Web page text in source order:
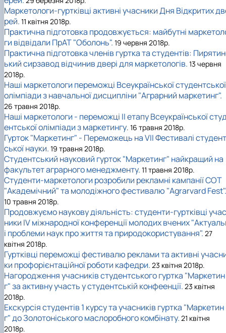
Маркетологи-гуртківці активні учасники Дня Відкритих
рей. 11 квітня 2018р.
Практична підготовка продовжується: майбутні
ги відвідали ПрАТ "Оболонь". 19 червня 2018р.
Практична підготовка членів гуртка та студентів:
ький сирзавод відчинив двері для маркетологів. 13 червня
2018р.
Наші маркетологи переможці Всеукраїнської студентської
олімпіади з навчальної дисципліни "Аграрний маркетинг".
26 травня 2018р.
Наші маркетологи - переможці II етапу Всеукраїнської
ентської олімпіади з маркетингу. 16 травня 2018р.
Гурток "Маркетинг" - Переможець на VII Фестивалі студент
ської науки. 19 травня 2018р.
Студентський науковий гурток "Маркетинг" найкращий на
факультет аграрного менеджменту. 11 травня 2018р.
Студенти-маркетологи розробили рекламні кампанії СОТ
"Академічний" та молодіжного фестивалю "Agrarvard Fest".
10 травня 2018р.
Продовжуємо наукову діяльність: студенти-гуртківці учас
ники IV міжнародної конференції молодих вчених
і проблеми наук про життя та природокористування". 27
квітня 2018р.
Гуртківці переможці фестивалю реклами та активні
ки профорієнтаційної роботи кафедри. 23 квітня 2018р.
Нагородження учасників студентського гуртка "Маркетин
г" за активну участь у студентській конфеенції. 23 квітня
2018р.
Екскурсія студентів 1 курсу та учасників гуртка "Маркетин
г" до Золотоніського маслоробного комбінату. 21 квітня
2018р.